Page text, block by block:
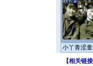
小丫青涩
【相关链接